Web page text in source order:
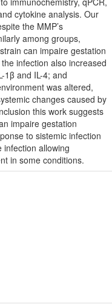
cytokine analysis. Our
the MMP’s
among groups,
can impaire gestation
infection also increased
1β and IL-4; and
was altered,
changes caused by
this work suggests
impaire gestation
to sistemic infection
infection allowing
in some conditions.